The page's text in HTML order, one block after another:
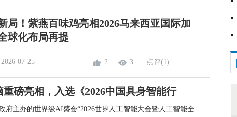
局！紫燕百味鸡亮相2026马来西亚国际加
球化布局再提
2026-07-25 2 3 点评(1)
磅亮相，入选《2026中国具身智能行
府主办的世界级AI盛会“2026世界人工智能大会暨人工智能全